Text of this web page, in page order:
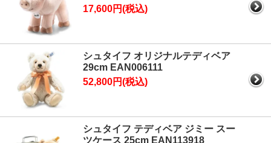
17,600円(税込)
シュタイフ オリジナルテディベア
29cm EAN006111
52,800円(税込)
シュタイフ テディベア ジミー スー
ツケース 25cm EAN113918